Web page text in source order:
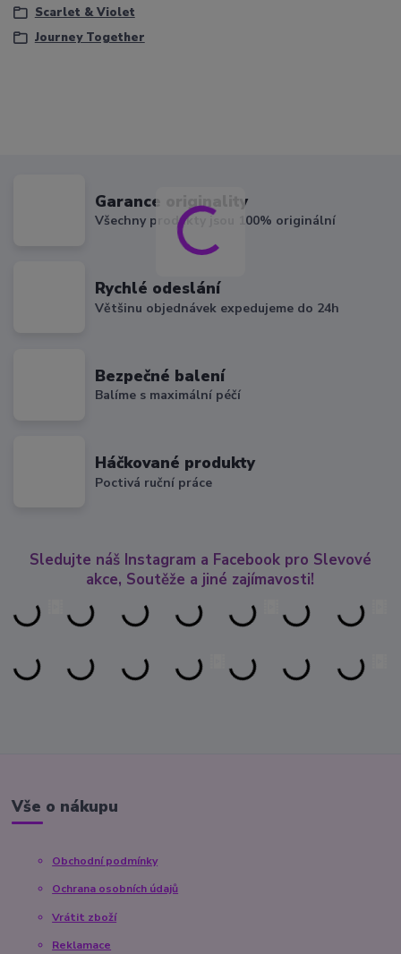
Scarlet & Violet
Journey Together
Garance originality
Všechny produkty jsou 100% originální
Rychlé odeslání
Většinu objednávek expedujeme do 24h
Bezpečné balení
Balíme s maximální péčí
Háčkované produkty
Poctivá ruční práce
Sledujte náš Instagram a Facebook pro Slevové
akce, Soutěže a jiné zajímavosti!
Vše o nákupu
Obchodní podmínky
Ochrana osobních údajů
Vrátit zboží
Reklamace